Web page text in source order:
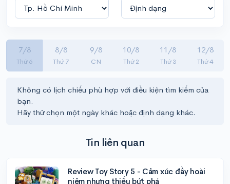
7/8
Thứ 6
8/8
Thứ 7
9/8
CN
10/8
Thứ 2
11/8
Thứ 3
12/8
Thứ 4
Không có lịch chiếu phù hợp với điều kiện tìm kiếm của
bạn.
Hãy thử chọn một ngày khác hoặc định dạng khác.
Tin liên quan
Review Toy Story 5 - Cảm xúc đầy hoài
niệm nhưng thiếu bứt phá